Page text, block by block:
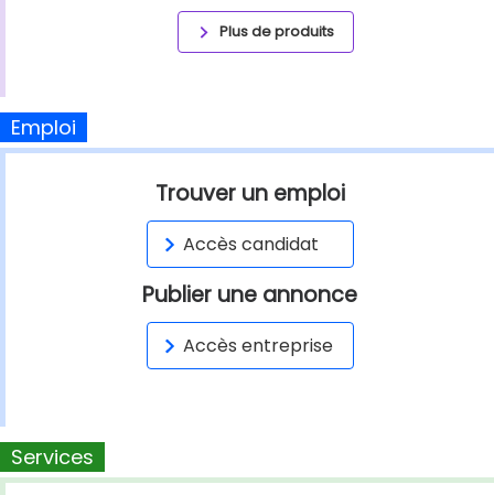
Plus de produits
Emploi
Trouver un emploi
Accès candidat
Publier une annonce
Accès entreprise
Services